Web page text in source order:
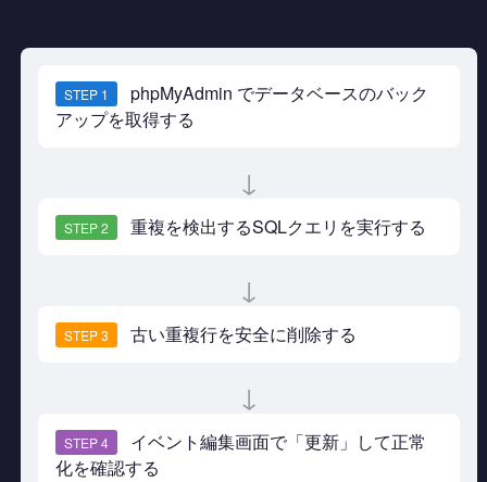
STEP 1
phpMyAdmin でデータベースのバック
アップを取得する
↓
STEP 2 重複を検出するSQLクエリを実行する
↓
STEP 3 古い重複行を安全に削除する
↓
STEP 4
イベント編集画面で「更新」して正常
化を確認する